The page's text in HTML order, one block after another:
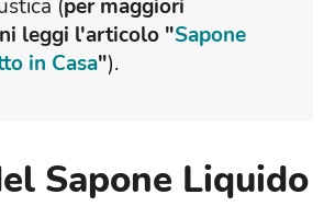
(per maggiori
leggi l'articolo "Sapone
in Casa").
Sapone Liquido